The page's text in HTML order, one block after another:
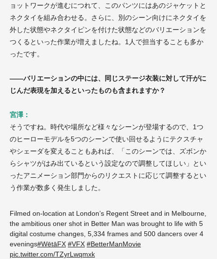
ョットワークが進むにつれて、このパンツにはあのジャケットと
ネクタイを組み合わせる。さらに、別のシーン向けにネクタイを
外した状態やネクタイピンを付けた状態などのバリエーションを
つくるといった作業が増えましたね。1人で担当することも多か
ったです。
——バリエーションの中には、同じステージ衣装に対して汗がに
じんだ表現を加えるといったものも含まれますか？
宮澤：
そうですね。時代や場所など様々なシーンが登場するので、1つ
のヒーローモデルを5つのシーンで使い回せるようにテクスチャ
やシェーダを変えることもあれば、「このシーンでは、ズボンか
らシャツがはみ出ているという設定なので調整してほしい」とい
ったアニメーション部門からのリクエストに応じて調整するとい
う作業が数多く発生しました。
Filmed on-location at London’s Regent Street and in Melbourne,
the ambitious oner shot in Better Man was brought to life with 5
digital costume changes, 5,334 frames and 500 dancers over 4
evenings#WētāFX #VFX #BetterManMovie
pic.twitter.com/TZyrLwqmxk